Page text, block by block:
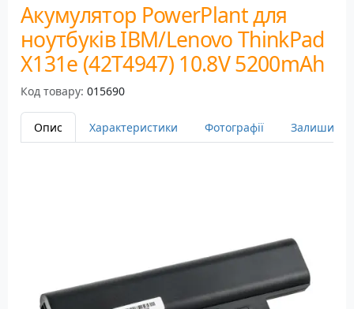
Акумулятор PowerPlant для
ноутбуків IBM/Lenovo ThinkPad
X131e (42T4947) 10.8V 5200mAh
Код товару: 015690
Опис Характеристики Фотографії Залишити